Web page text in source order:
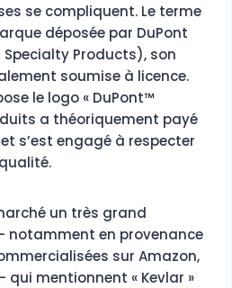
se compliquent. Le terme
déposée par DuPont
Specialty Products), son
soumise à licence.
le logo « DuPont™
a théoriquement payé
s’est engagé à respecter
un très grand
notamment en provenance
sur Amazon,
qui mentionnent « Kevlar »